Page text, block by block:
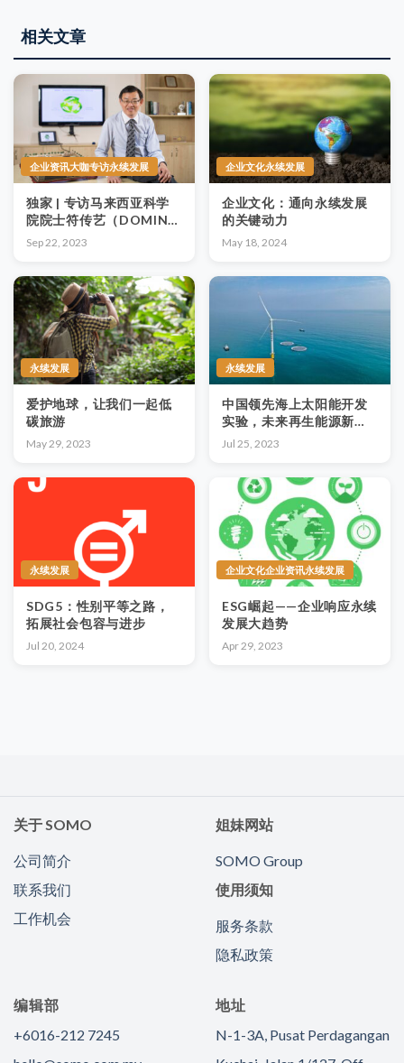
相关文章
企业资讯大咖专访永续发展
独家 | 专访马来西亚科学
院院士符传艺（DOMINIC
FOO）教授——为何实践
Sep 22, 2023
企业文化永续发展
企业文化：通向永续发展
的关键动力
May 18, 2024
永续发展
爱护地球，让我们一起低
碳旅游
May 29, 2023
永续发展
中国领先海上太阳能开发
实验，未来再生能源新潜
力
Jul 25, 2023
永续发展
SDG5：性别平等之路，
拓展社会包容与进步
Jul 20, 2024
企业文化企业资讯永续发展
ESG崛起——企业响应永续
发展大趋势
Apr 29, 2023
关于 SOMO
公司简介
联系我们
工作机会
姐妹网站
SOMO Group
使用须知
服务条款
隐私政策
编辑部
+6016-212 7245
地址
N-1-3A, Pusat Perdagangan